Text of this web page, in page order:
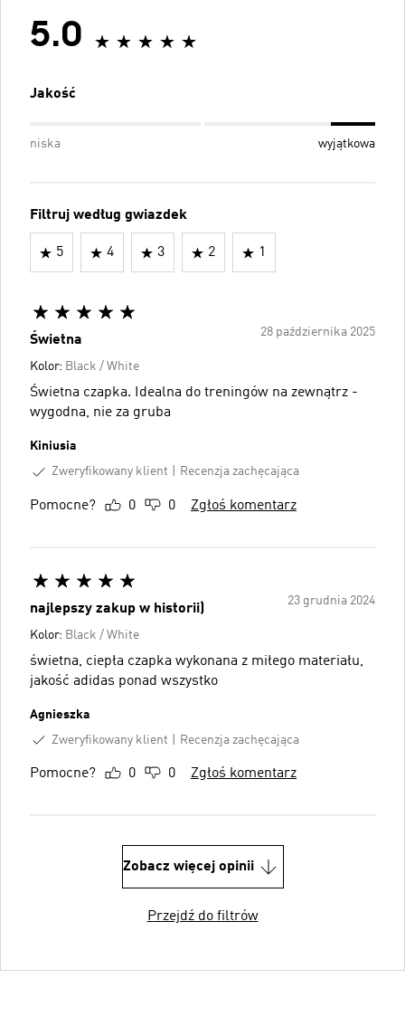
5.0
Jakość
niska wyjątkowa
Filtruj według gwiazdek
5 4 3 2 1
28 października 2025
Świetna
Kolor: Black / White
Świetna czapka. Idealna do treningów na zewnątrz -
wygodna, nie za gruba
Kiniusia
Zweryfikowany klient
Recenzja zachęcająca
Pomocne? 0 0 Zgłoś komentarz
23 grudnia 2024
najlepszy zakup w historii)
Kolor: Black / White
świetna, ciepła czapka wykonana z miłego materiału,
jakość adidas ponad wszystko
Agnieszka
Zweryfikowany klient
Recenzja zachęcająca
Pomocne? 0 0 Zgłoś komentarz
Zobacz więcej opinii
Przejdź do filtrów